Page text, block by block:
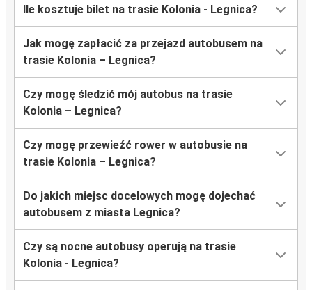
Ile kosztuje bilet na trasie Kolonia - Legnica?
Jak mogę zapłacić za przejazd autobusem na
trasie Kolonia – Legnica?
Czy mogę śledzić mój autobus na trasie
Kolonia – Legnica?
Czy mogę przewieźć rower w autobusie na
trasie Kolonia – Legnica?
Do jakich miejsc docelowych mogę dojechać
autobusem z miasta Legnica?
Czy są nocne autobusy operują na trasie
Kolonia - Legnica?